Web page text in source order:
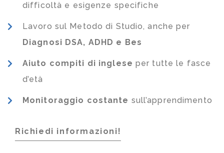
difficoltà e esigenze specifiche
Lavoro sul Metodo di Studio, anche per
Diagnosi DSA, ADHD e Bes
Aiuto compiti di inglese per tutte le fasce
d’età
Monitoraggio costante sull’apprendimento
Richiedi informazioni!